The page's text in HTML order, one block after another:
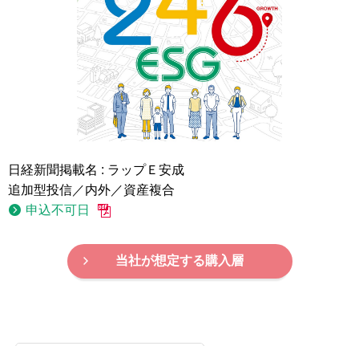
日経新聞掲載名 : ラップＥ安成
追加型投信／内外／資産複合
申込不可日
当社が想定する購入層